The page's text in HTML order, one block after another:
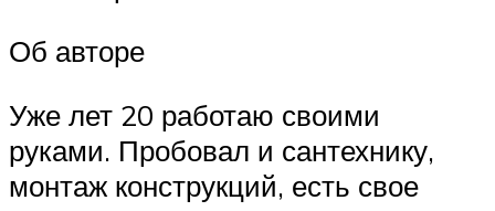
Об авторе
Уже лет 20 работаю своими
руками. Пробовал и сантехнику,
монтаж конструкций, есть свое